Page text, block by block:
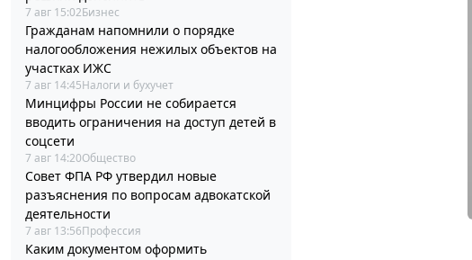
7 авг 15:02Бизнес
Гражданам напомнили о порядке
налогообложения нежилых объектов на
участках ИЖС
7 авг 14:45Налоги и бухучет
Минцифры России не собирается
вводить ограничения на доступ детей в
соцсети
7 авг 14:20Общество
Совет ФПА РФ утвердил новые
разъяснения по вопросам адвокатской
деятельности
7 авг 13:56Профессия
Каким документом оформить